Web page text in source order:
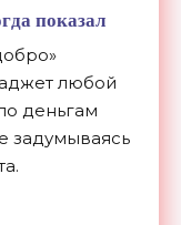
показал
»
любой
деньгам
задумываясь